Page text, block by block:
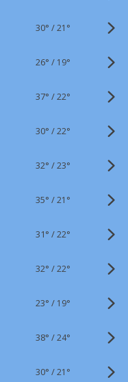
30° /21°
26° / 19°
37° /22°
30° /22°
32° /23°
35° /21°
31° /22°
32° /22°
23° / 19°
38° /24°
30° /21°